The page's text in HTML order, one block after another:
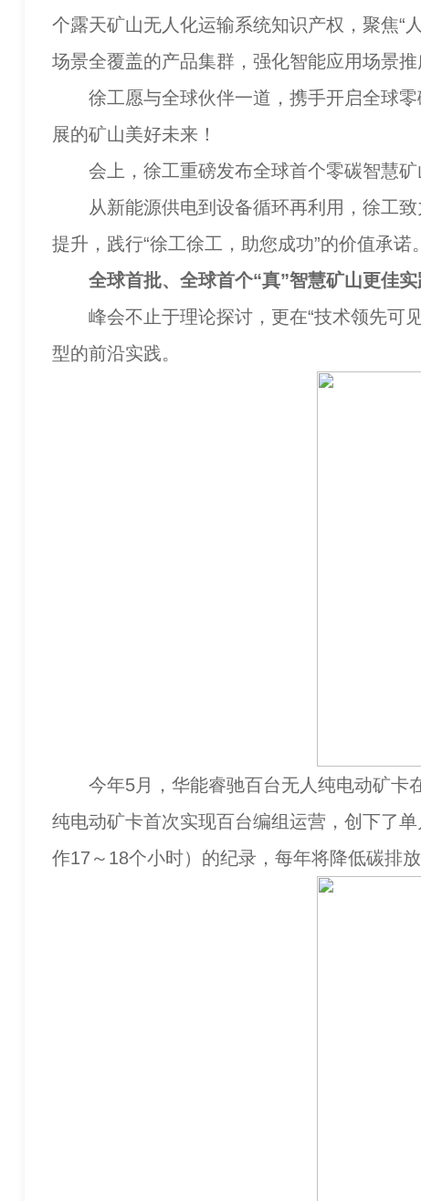
个露天矿山无人化运输系统知识产权，聚焦“
场景全覆盖的产品集群，强化智能应用场景推
徐工愿与全球伙伴一道，携手开启全球零
展的矿山美好未来！
会上，徐工重磅发布全球首个零碳智慧矿
从新能源供电到设备循环再利用，徐工致
提升，践行“徐工徐工，助您成功”的价值承诺。
全球首批、全球首个“真”智慧矿山更佳实
峰会不止于理论探讨，更在“技术领先可见
型的前沿实践。
今年5月，华能睿驰百台无人纯电动矿卡在
纯电动矿卡首次实现百台编组运营，创下了
作17～18个小时）的纪录，每年将降低碳排